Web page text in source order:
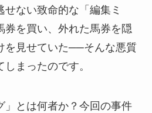
ない致命的な「編集ミ
券を買い、外れた馬券を隠
を見せていた──そんな悪質
まったのです。
」とは何者か？今回の事件